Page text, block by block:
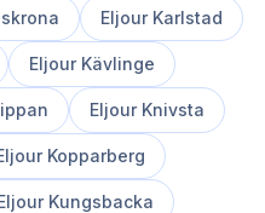
Eljour Karlstad
Eljour Kävlinge
Eljour Knivsta
Kopparberg
Kungsbacka